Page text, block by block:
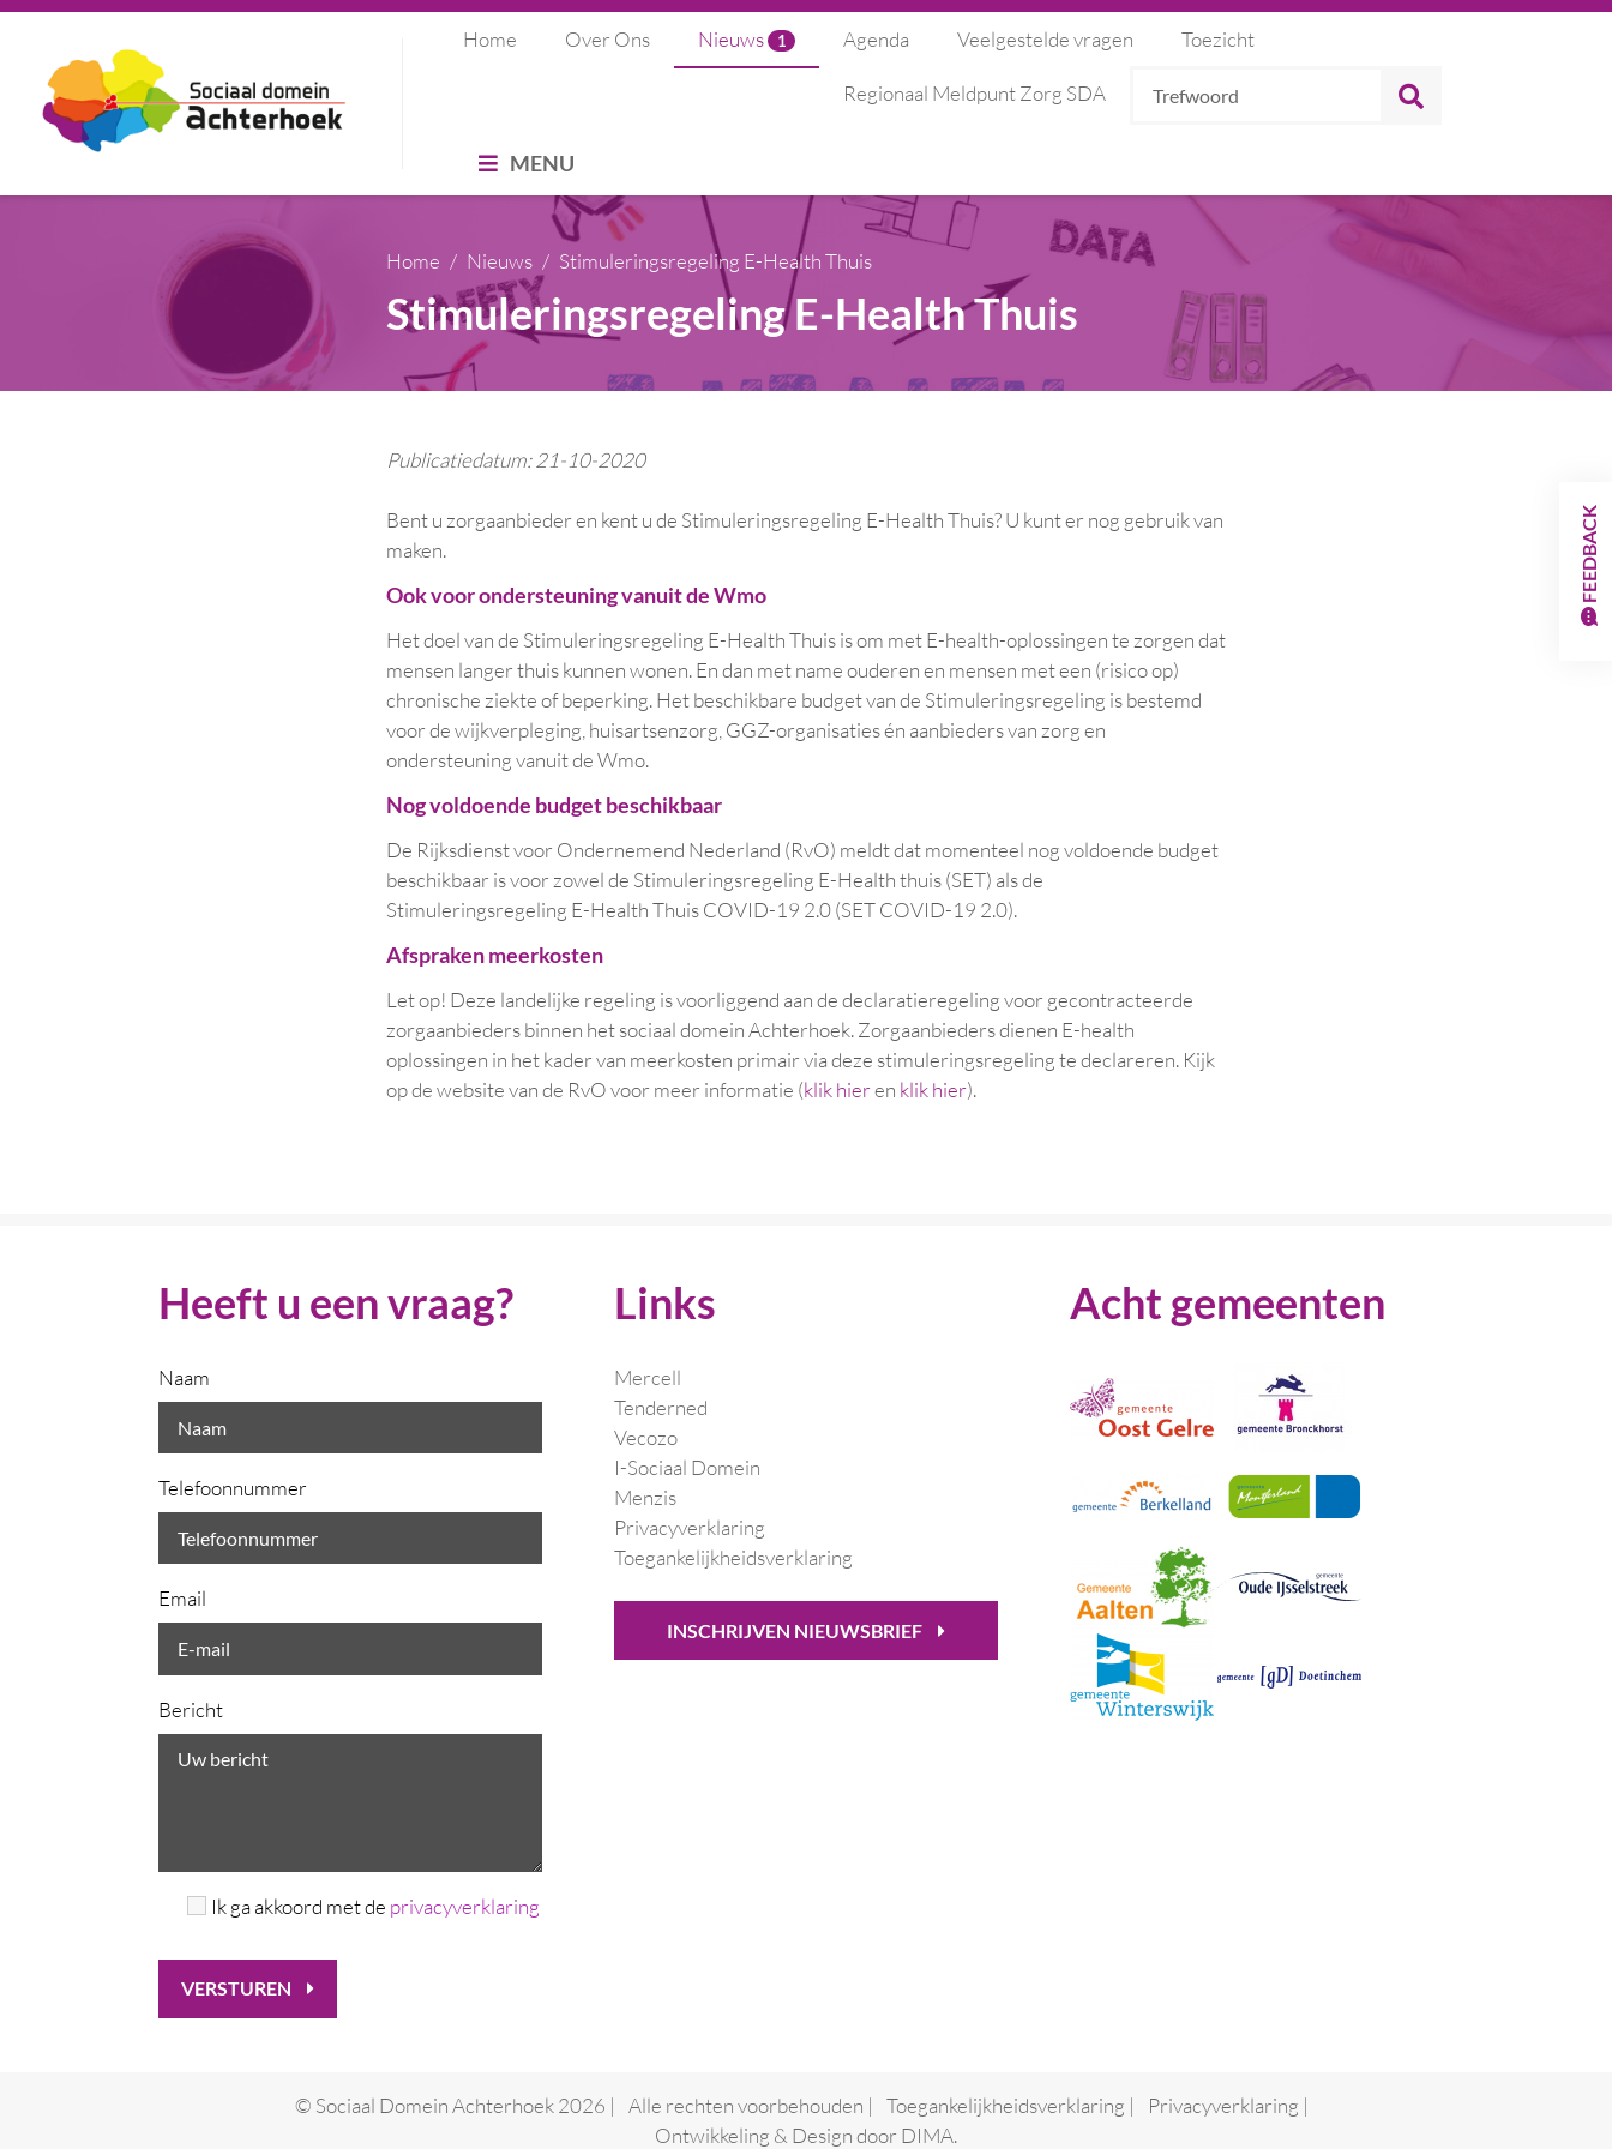
Home Over Ons Nieuws 1 Agenda Veelgestelde vragen Toezicht
Regionaal Meldpunt Zorg SDA Trefwoord
MENU
Home Nieuws Stimuleringsregeling E-Health Thuis
Stimuleringsregeling E-Health Thuis
Publicatiedatum: 21-10-2020
Bent u zorgaanbieder en kent u de Stimuleringsregeling E-Health Thuis? U kunt er nog gebruik van
maken.
Ook voor ondersteuning vanuit de Wmo
Het doel van de Stimuleringsregeling E-Health Thuis is om met E-health-oplossingen te zorgen dat
mensen langer thuis kunnen wonen. En dan met name ouderen en mensen met een (risico op)
chronische ziekte of beperking. Het beschikbare budget van de Stimuleringsregeling is bestemd
voor de wijkverpleging, huisartsenzorg, GGZ-organisaties én aanbieders van zorg en
ondersteuning vanuit de Wmo.
Nog voldoende budget beschikbaar
De Rijksdienst voor Ondernemend Nederland (RvO) meldt dat momenteel nog voldoende budget
beschikbaar is voor zowel de Stimuleringsregeling E-Health thuis (SET) als de
Stimuleringsregeling E-Health Thuis COVID-19 2.0 (SET COVID-19 2.0).
Afspraken meerkosten
Let op! Deze landelijke regeling is voorliggend aan de declaratieregeling voor gecontracteerde
zorgaanbieders binnen het sociaal domein Achterhoek. Zorgaanbieders dienen E-health
oplossingen in het kader van meerkosten primair via deze stimuleringsregeling te declareren. Kijk
op de website van de RvO voor meer informatie (klik hieren klik hier).
Heeft u een vraag?
Naam
Telefoonnummer
Email
Bericht
Ik ga akkoord met de privacyverklaring
VERSTUREN
Links
Mercell
Tenderned
Vecozo
I-Sociaal Domein
Menzis
Privacyverklaring
Toegankelijkheidsverklaring
INSCHRIJVEN NIEUWSBRIEF
Acht gemeenten
© Sociaal Domein Achterhoek 2026 | Alle rechten voorbehouden | Toegankelijkheidsverklaring | Privacyverklaring |
Ontwikkeling & Design door DIMA.
FEEDBACK